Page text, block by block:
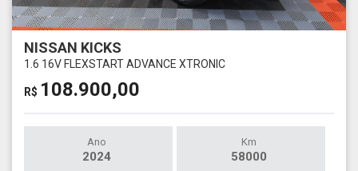
NISSAN KICKS
1.6 16V FLEXSTART ADVANCE XTRONIC
R$ 108.900,00
Ano
2024
Km
58000